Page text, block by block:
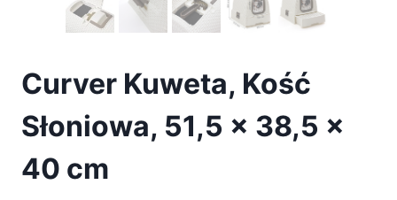
Curver Kuweta, Kość
Słoniowa, 51,5 x 38,5 x
40 cm